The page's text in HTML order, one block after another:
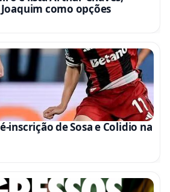
como opções
inscrição de Sosa e Colidio na